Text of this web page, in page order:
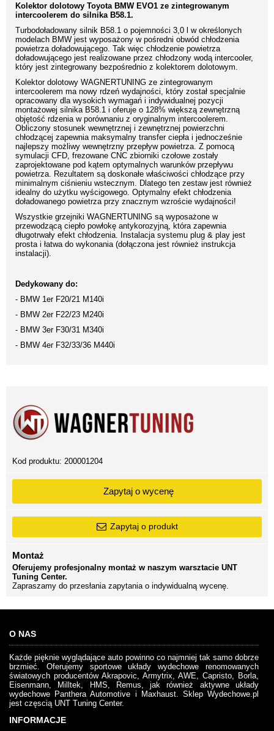
Kolektor dolotowy Toyota BMW EVO1 ze zintegrowanym
intercoolerem do silnika B58.1.
Turbodoładowany silnik B58.1 o pojemności 3,0 l w określonych
modelach BMW jest wyposażony w pośredni obwód chłodzenia
powietrza doładowującego. Tak więc chłodzenie powietrza
doładowującego jest realizowane przez chłodzony wodą intercooler,
który jest zintegrowany bezpośrednio z kolektorem dolotowym.
Kolektor dolotowy WAGNERTUNING ze zintegrowanym
intercoolerem ma nowy rdzeń wydajności, który został specjalnie
opracowany dla wysokich wymagań i indywidualnej pozycji
montażowej silnika B58.1 i oferuje o 128% większą zewnętrzną
objętość rdzenia w porównaniu z oryginalnym intercoolerem.
Obliczony stosunek wewnętrznej i zewnętrznej powierzchni
chłodzącej zapewnia maksymalny transfer ciepła i jednocześnie
najlepszy możliwy wewnętrzny przepływ powietrza. Z pomocą
symulacji CFD, frezowane CNC zbiorniki czołowe zostały
zaprojektowane pod kątem optymalnych warunków przepływu
powietrza. Rezultatem są doskonałe właściwości chłodzące przy
minimalnym ciśnieniu wstecznym. Dlatego ten zestaw jest również
idealny do użytku wyścigowego. Optymalny efekt chłodzenia
doładowanego powietrza przy znacznym wzroście wydajności!
Wszystkie grzejniki WAGNERTUNING są wyposażone w
przewodzącą ciepło powłokę antykorozyjną, która zapewnia
długotrwały efekt chłodzenia. Instalacja systemu plug & play jest
prosta i łatwa do wykonania (dołączona jest również instrukcja
instalacji).
Dedykowany do:
- BMW 1er F20/21 M140i
- BMW 2er F22/23 M240i
- BMW 3er F30/31 M340i
- BMW 4er F32/33/36 M440i
Kod produktu: 200001204
Zapytaj o wycenę
Zapytaj o produkt
Montaż
Oferujemy profesjonalny montaż w naszym warsztacie UNT
Tuning Center.
Zapraszamy do przesłania zapytania o indywidualną wycenę.
O NAS
Każde pięknie wyglądające auto powinno co najmniej tak samo dobrze
brzmieć. Oferujemy sportowe układy wydechowe renomowanych
światowych producentów Akrapovic, Armytrix, AWE, Capristo, Borla,
Eisenmann, Milltek, HMS, Remus, jak również aktywne układy
wydechowe Panthera Automotive i Maxhaust. Sklep Wydechowe.pl
jest częscią UNT Tuning Center.
INFORMACJE